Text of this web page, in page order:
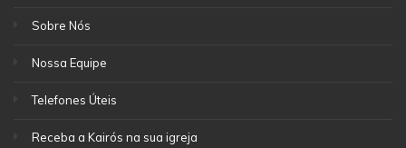
Sobre Nós
Nossa Equipe
Telefones Úteis
Receba a Kairós na sua igreja